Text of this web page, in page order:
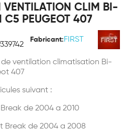
VENTILATION CLIM BI-
C5 PEUGEOT 407
Fabricant: FIRST
ventilation climatisation Bi-
407
suivant :
de 2004 a 2010
Break de 2004 a 2008